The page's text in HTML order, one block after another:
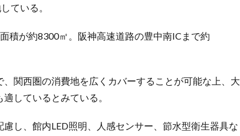
ている。
積が約8300㎡。阪神高速道路の豊中南ICまで約
関西圏の消費地を広くカバーすることが可能な上、大
しているとみている。
し、館内LED照明、人感センサー、節水型衛生器具な